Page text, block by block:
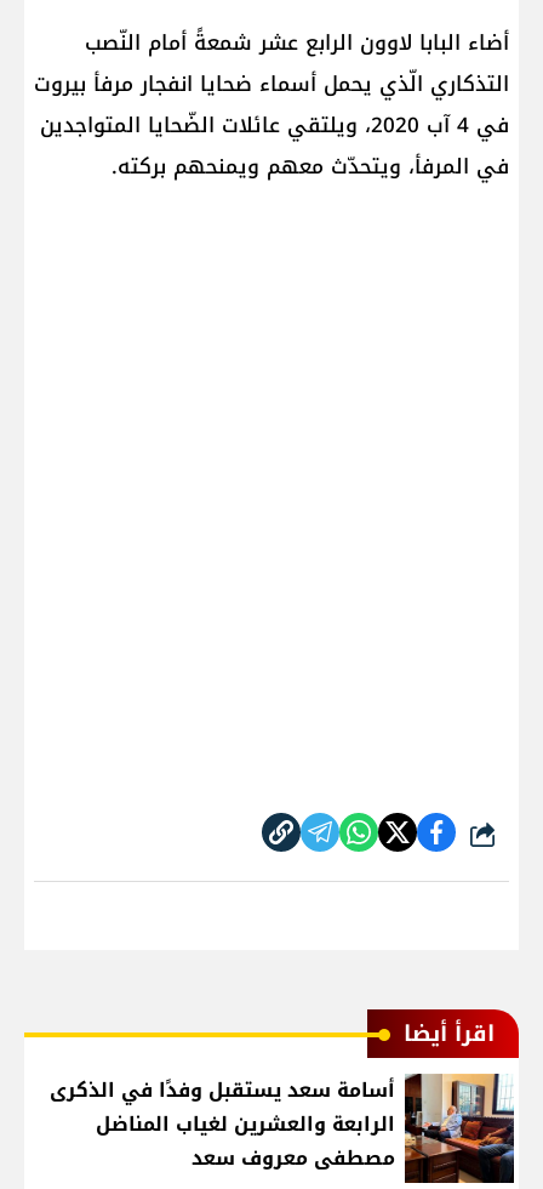
أضاء ​البابا لاوون الرابع عشر​ شمعةً أمام النّصب
التذكاري الّذي يحمل أسماء ضحايا ​انفجار مرفأ بيروت​
في 4 آب 2020، ويلتقي عائلات الضّحايا المتواجدين
في المرفأ، ويتحدّث معهم ويمنحهم بركته.
شارك
اقرأ أيضا
أسامة سعد يستقبل وفدًا في الذكرى
الرابعة والعشرين لغياب المناضل
مصطفى معروف سعد